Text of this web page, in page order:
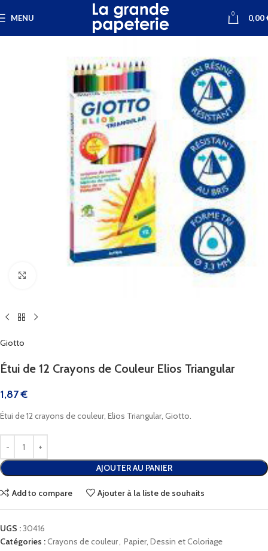
MENU 0 0,00
Giotto
Étui de 12 Crayons de Couleur Elios Triangular
1,87€
Étui de 12 crayons de couleur, Elios Triangular, Giotto.
AJOUTER AU PANIER
Add to compare Ajouter à la liste de souhaits
UGS :30416
Catégories :Crayons de couleur, Papier, Dessin et Coloriage